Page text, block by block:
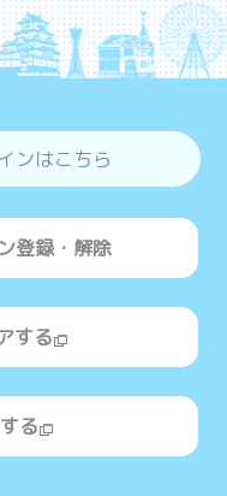
ンはこちら
登録・解除
する
る